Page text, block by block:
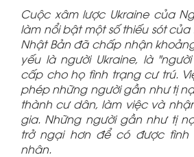
Cuộc xâm lược Ukraine của
làm nổi bật một số thiếu sót
Nhật Bản đã chấp nhận
yếu là người Ukraine, là
cấp cho họ tình trạng cư trú.
phép những người gần như tị
thành cư dân, làm việc và
gia. Những người gần như tị
trở ngại hơn để có được tình
nhân.